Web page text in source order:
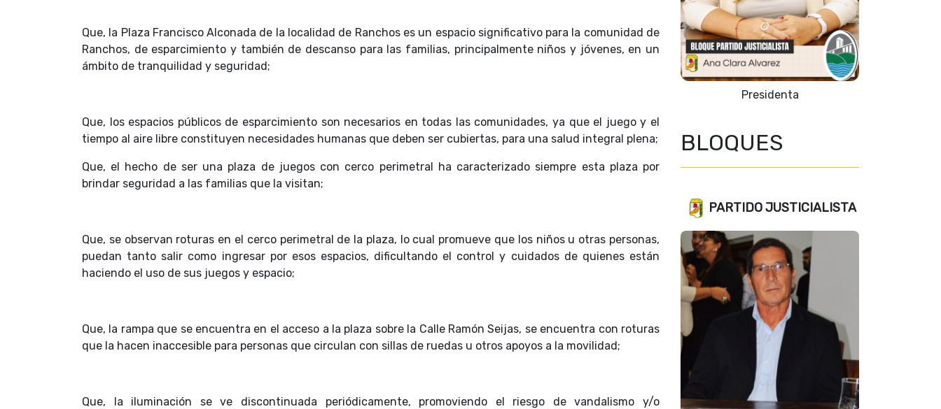
Que, la Plaza Francisco Alconada de la localidad de Ranchos es un espacio significativo para la comunidad de
Ranchos, de esparcimiento y también de descanso para las familias, principalmente niños y jóvenes, en un
ámbito de tranquilidad y seguridad;
Que, los espacios públicos de esparcimiento son necesarios en todas las comunidades, ya que el juego y el
tiempo al aire libre constituyen necesidades humanas que deben ser cubiertas, para una salud integral plena;
Que, el hecho de ser una plaza de juegos con cerco perimetral ha caracterizado siempre esta plaza por
brindar seguridad a las familias que la visitan;
Que, se observan roturas en el cerco perimetral de la plaza, lo cual promueve que los niños u otras personas,
puedan tanto salir como ingresar por esos espacios, dificultando el control y cuidados de quienes están
haciendo el uso de sus juegos y espacio;
Que, la rampa que se encuentra en el acceso a la plaza sobre la Calle Ramón Seijas, se encuentra con roturas
que la hacen inaccesible para personas que circulan con sillas de ruedas u otros apoyos a la movilidad;
Que, la iluminación se ve discontinuada periódicamente, promoviendo el riesgo de vandalismo y/o
Vicepresidente 1º
BLOQUES
PARTIDO JUSTICIALISTA